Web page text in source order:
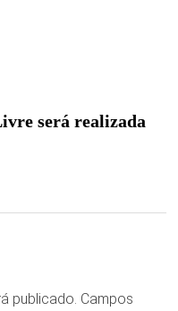
será realizada
publicado. Campos